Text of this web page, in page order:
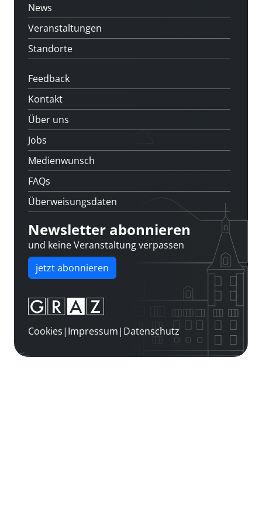
News
Veranstaltungen
Standorte
Feedback
Kontakt
Über uns
Jobs
Medienwunsch
FAQs
Überweisungsdaten
Newsletter abonnieren
und keine Veranstaltung verpassen
jetzt abonnieren
Cookies| Impressum| Datenschutz